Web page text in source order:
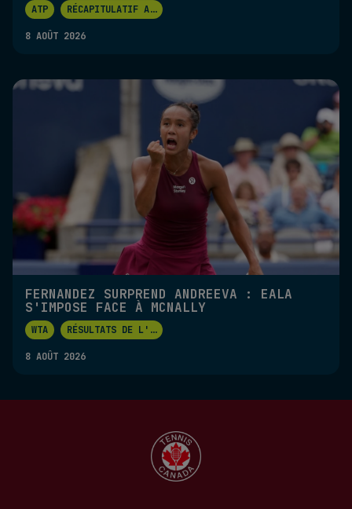
ATP RÉCAPITULATIF A...
8 AOÛT 2026
FERNANDEZ SURPREND ANDREEVA : EALA
S'IMPOSE FACE À MCNALLY
WTA RÉSULTATS DE L' ...
8 AOÛT 2026